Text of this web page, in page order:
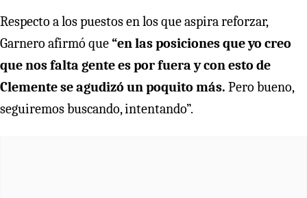
Respecto a los puestos en los que aspira reforzar,
Garnero afirmó que“en las posiciones que yo creo
que nos falta gente es por fuera y con esto de
Clemente se agudizó un poquito más. Pero bueno,
seguiremos buscando, intentando”.